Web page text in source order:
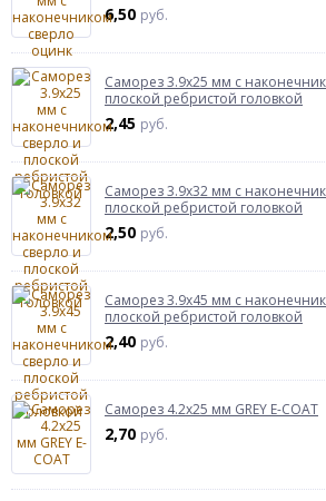
6,50 руб.
Саморез 3.9х25 мм c
плоской ребристой головкой
2,45 руб.
Саморез 3.9х32 мм c
плоской ребристой головкой
2,50 руб.
Саморез 3.9х45 мм c
плоской ребристой головкой
2,40 руб.
Саморез 4.2х25 мм GREY E-COAT
2,70 руб.